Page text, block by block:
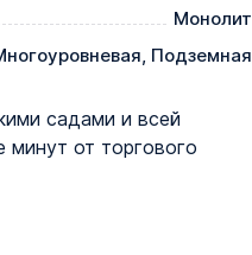
Монолит
Подземная
садами и всей
минут от торгового